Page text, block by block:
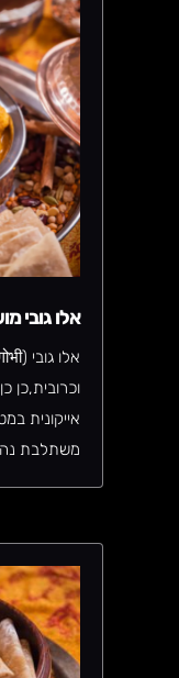
אלו גובי
אייקונית
משתלבת
באופן קבוע.